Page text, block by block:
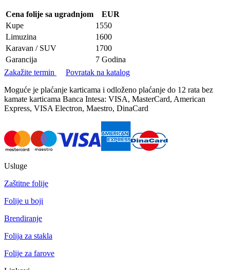
Cena folije sa ugradnjom
EUR
Kupe
1550
Limuzina
1600
Karavan / SUV
1700
Garancija
7 Godina
Zakažite termin
Povratak na katalog
Moguće je plaćanje karticama i odloženo plaćanje do 12 rata bez
kamate karticama Banca Intesa: VISA, MasterCard, American
Express, VISA Electron, Maestro, DinaCard
Usluge
Zaštitne folije
Folije u boji
Brendiranje
Folija za stakla
Folije za farove